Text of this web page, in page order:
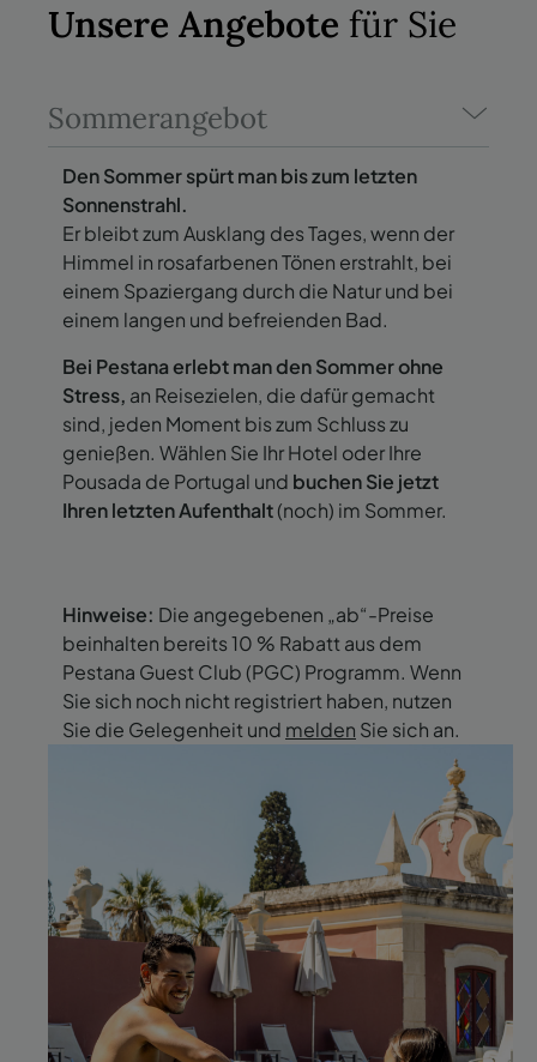
Unsere Angebote für Sie
Sommerangebot
Den Sommer spürt man bis zum letzten
Sonnenstrahl.
Er bleibt zum Ausklang des Tages, wenn der
Himmel in rosafarbenen Tönen erstrahlt, bei
einem Spaziergang durch die Natur und bei
einem langen und befreienden Bad.
Bei Pestana erlebt man den Sommer ohne
Stress, an Reisezielen, die dafür gemacht
sind, jeden Moment bis zum Schluss zu
genießen. Wählen Sie Ihr Hotel oder Ihre
Pousada de Portugal und buchen Sie jetzt
Ihren letzten Aufenthalt(noch) im Sommer.
Hinweise: Die angegebenen „ab“-Preise
beinhalten bereits 10 % Rabatt aus dem
Pestana Guest Club (PGC) Programm. Wenn
Sie sich noch nicht registriert haben, nutzen
Sie die Gelegenheit und melden Sie sich an.